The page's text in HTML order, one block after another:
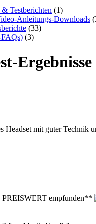
& Testberichten (1)
Anleitungs-Downloads
(33)
FAQs) (3)
Headset mit guter Technik